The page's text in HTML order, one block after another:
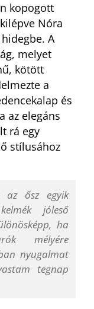
kopogott
Nóra
A
melyet
kötött
a
és
az elegáns
rá egy
stílusához
az ősz egyik
jóleső
ha
mélyére
nyugalmat
tegnap